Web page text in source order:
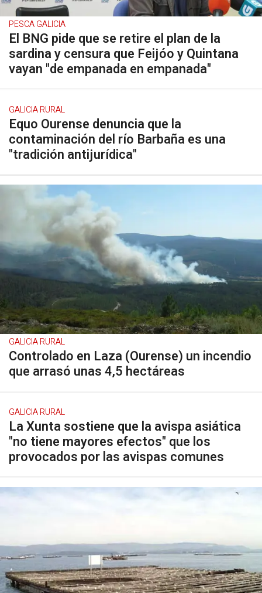
PESCA GALICIA
El BNG pide que se retire el plan de la
sardina y censura que Feijóo y Quintana
vayan "de empanada en empanada"
GALICIA RURAL
Equo Ourense denuncia que la
contaminación del río Barbaña es una
"tradición antijurídica"
GALICIA RURAL
Controlado en Laza (Ourense) un incendio
que arrasó unas 4,5 hectáreas
GALICIA RURAL
La Xunta sostiene que la avispa asiática
"no tiene mayores efectos" que los
provocados por las avispas comunes